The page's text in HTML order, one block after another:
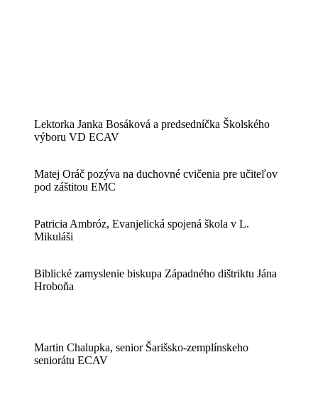
Lektorka Janka Bosáková a predsedníčka Školského
výboru VD ECAV
Matej Oráč pozýva na duchovné cvičenia pre učiteľov
pod záštitou EMC
Patricia Ambróz, Evanjelická spojená škola v L.
Mikuláši
Biblické zamyslenie biskupa Západného dištriktu Jána
Hroboňa
Martin Chalupka, senior Šarišsko-zemplínskeho
seniorátu ECAV